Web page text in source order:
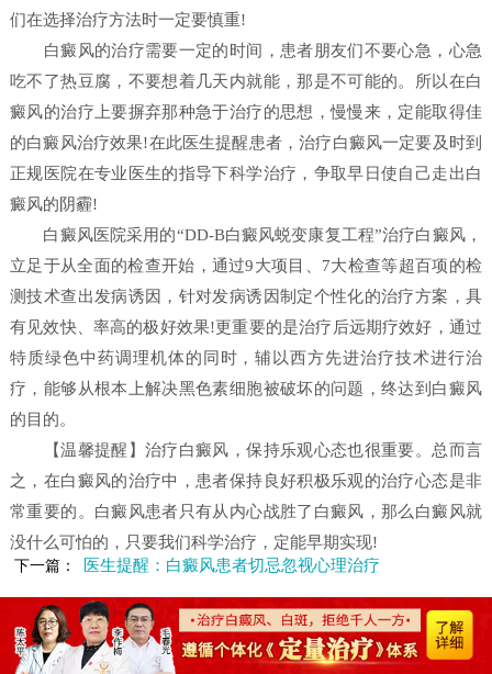
们在选择治疗方法时一定要慎重!
白癜风的治疗需要一定的时间，患者朋友们不要心急，心急
吃不了热豆腐，不要想着几天内就能，那是不可能的。所以在白
癜风的治疗上要摒弃那种急于治疗的思想，慢慢来，定能取得佳
的白癜风治疗效果!在此医生提醒患者，治疗白癜风一定要及时到
正规医院在专业医生的指导下科学治疗，争取早日使自己走出白
癜风的阴霾!
白癜风医院采用的“DD-B白癜风蜕变康复工程”治疗白癜风，
立足于从全面的检查开始，通过9大项目、7大检查等超百项的检
测技术查出发病诱因，针对发病诱因制定个性化的治疗方案，具
有见效快、率高的极好效果!更重要的是治疗后远期疗效好，通过
特质绿色中药调理机体的同时，辅以西方先进治疗技术进行治
疗，能够从根本上解决黑色素细胞被破坏的问题，终达到白癜风
的目的。
【温馨提醒】治疗白癜风，保持乐观心态也很重要。总而言
之，在白癜风的治疗中，患者保持良好积极乐观的治疗心态是非
常重要的。白癜风患者只有从内心战胜了白癜风，那么白癜风就
没什么可怕的，只要我们科学治疗，定能早期实现!
下一篇： 医生提醒：白癜风患者切忌忽视心理治疗